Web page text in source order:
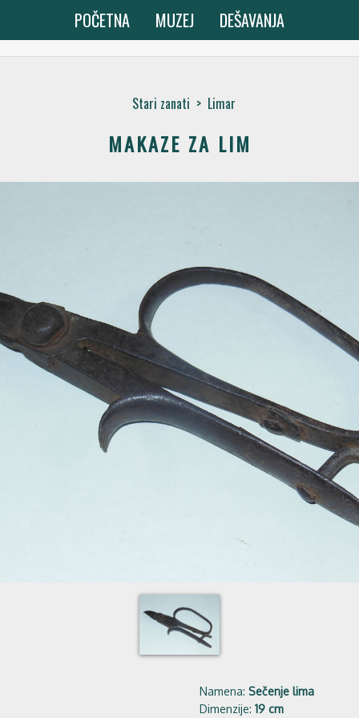
POČETNA MUZEJ DEŠAVANJA
Stari zanati > Limar
MAKAZE ZA LIM
Namena: Sečenje lima
Dimenzije: 19 cm